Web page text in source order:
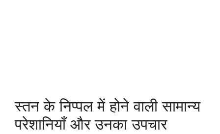
स्तन के निप्पल में होने वाली सामान्य
परेशानियाँ और उनका उपचार